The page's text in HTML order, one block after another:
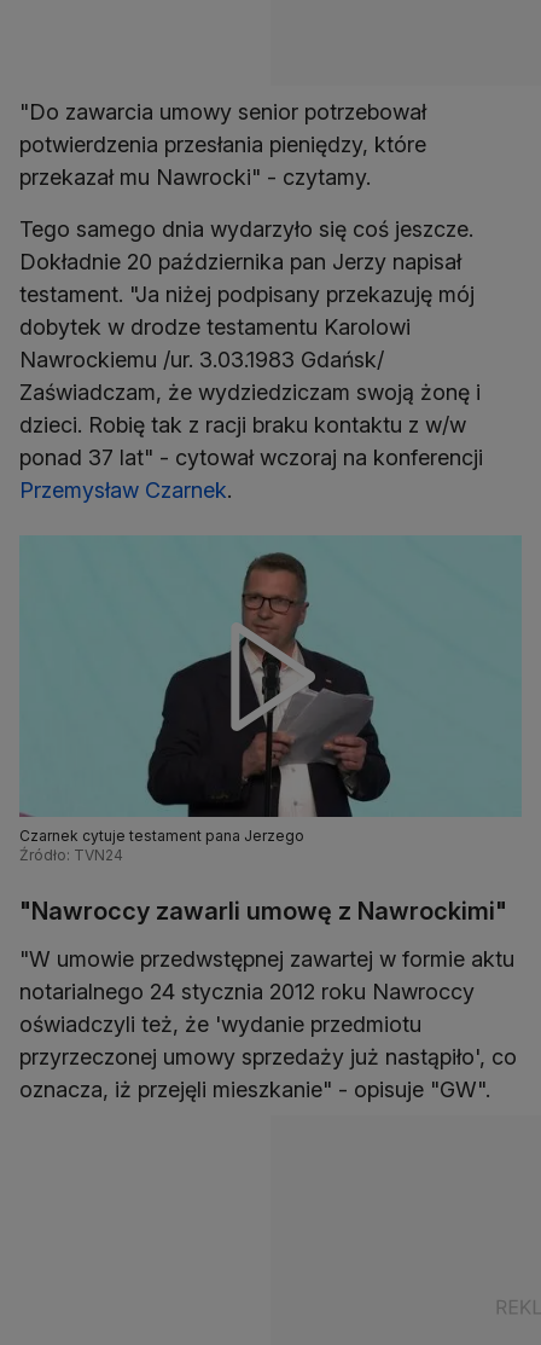
"Do zawarcia umowy senior potrzebował
potwierdzenia przesłania pieniędzy, które
przekazał mu Nawrocki" - czytamy.
Tego samego dnia wydarzyło się coś jeszcze.
Dokładnie 20 października pan Jerzy napisał
testament. "Ja niżej podpisany przekazuję mój
dobytek w drodze testamentu Karolowi
Nawrockiemu /ur. 3.03.1983 Gdańsk/
Zaświadczam, że wydziedziczam swoją żonę i
dzieci. Robię tak z racji braku kontaktu z w/w
ponad 37 lat" - cytował wczoraj na konferencji
Przemysław Czarnek.
Czarnek cytuje testament pana Jerzego
Źródło: TVN24
"Nawroccy zawarli umowę z Nawrockimi"
"W umowie przedwstępnej zawartej w formie aktu
notarialnego 24 stycznia 2012 roku Nawroccy
oświadczyli też, że 'wydanie przedmiotu
przyrzeczonej umowy sprzedaży już nastąpiło', co
oznacza, iż przejęli mieszkanie" - opisuje "GW".